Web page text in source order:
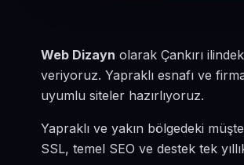
Web Dizayn olarak Çankırı
veriyoruz. Yapraklı esnafı ve
uyumlu siteler hazırlıyoruz.
Yapraklı ve yakın bölgedeki
SSL, temel SEO ve destek tek